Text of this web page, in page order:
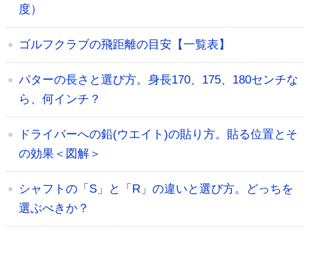
度）
ゴルフクラブの飛距離の目安【一覧表】
パターの長さと選び方。身長170、175、180センチな
ら、何インチ？
ドライバーへの鉛(ウエイト)の貼り方。貼る位置とそ
の効果＜図解＞
シャフトの「S」と「R」の違いと選び方。どっちを
選ぶべきか？